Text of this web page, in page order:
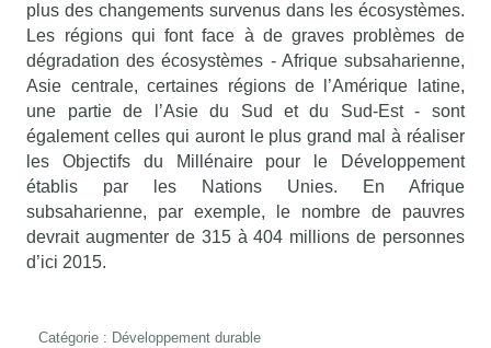
plus des changements survenus dans les écosystèmes.
Les régions qui font face à de graves problèmes de
dégradation des écosystèmes - Afrique subsaharienne,
Asie centrale, certaines régions de l’Amérique latine,
une partie de l’Asie du Sud et du Sud-Est - sont
également celles qui auront le plus grand mal à réaliser
les Objectifs du Millénaire pour le Développement
établis par les Nations Unies. En Afrique
subsaharienne, par exemple, le nombre de pauvres
devrait augmenter de 315 à 404 millions de personnes
d’ici 2015.
Catégorie : Développement durable